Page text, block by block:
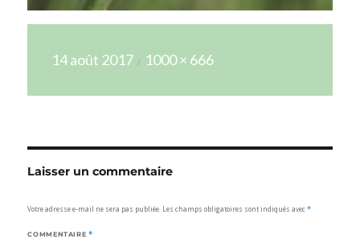
le
14 août 2017
réelle
1000 × 666
Laisser un commentaire
Votre adresse e-mail ne sera pas publiée. Les champs obligatoires sont indiqués avec*
COMMENTAIRE *